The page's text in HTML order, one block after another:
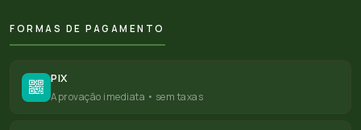
FORMAS DE PAGAMENTO
PIX
Aprovação imediata • sem taxas